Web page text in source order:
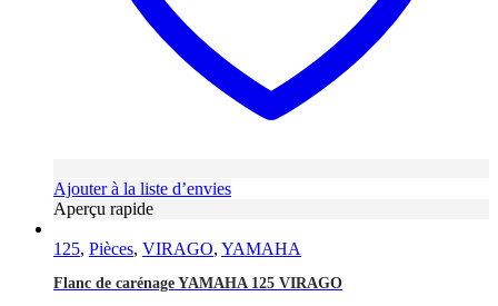
Ajouter à la liste d’envies
Aperçu rapide
125, Pièces, VIRAGO, YAMAHA
Flanc de carénage YAMAHA 125 VIRAGO